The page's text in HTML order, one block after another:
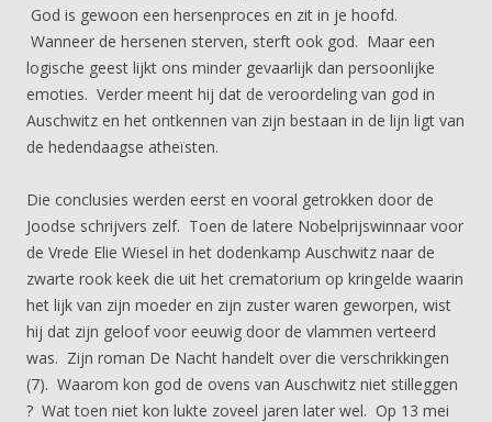
God is gewoon een hersenproces en zit in je hoofd.
Wanneer de hersenen sterven, sterft ook god. Maar een
logische geest lijkt ons minder gevaarlijk dan persoonlijke
emoties. Verder meent hij dat de veroordeling van god in
Auschwitz en het ontkennen van zijn bestaan in de lijn ligt van
de hedendaagse atheïsten.
Die conclusies werden eerst en vooral getrokken door de
Joodse schrijvers zelf. Toen de latere Nobelprijswinnaar voor
de Vrede Elie Wiesel in het dodenkamp Auschwitz naar de
zwarte rook keek die uit het crematorium op kringelde waarin
het lijk van zijn moeder en zijn zuster waren geworpen, wist
hij dat zijn geloof voor eeuwig door de vlammen verteerd
was. Zijn roman De Nacht handelt over die verschrikkingen
(7). Waarom kon god de ovens van Auschwitz niet stilleggen
? Wat toen niet kon lukte zoveel jaren later wel. Op 13 mei